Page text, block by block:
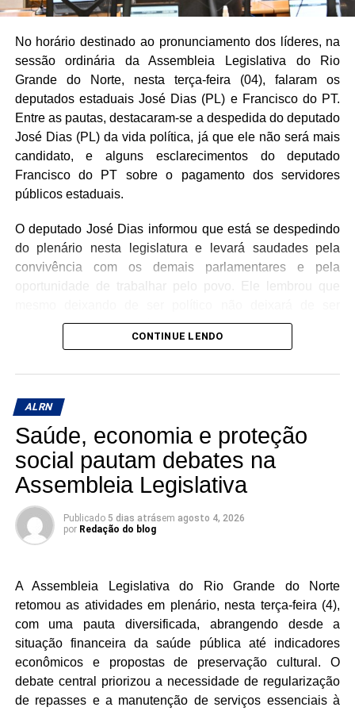
No horário destinado ao pronunciamento dos líderes, na
sessão ordinária da Assembleia Legislativa do Rio
Grande do Norte, nesta terça-feira (04), falaram os
deputados estaduais José Dias (PL) e Francisco do PT.
Entre as pautas, destacaram-se a despedida do deputado
José Dias (PL) da vida política, já que ele não será mais
candidato, e alguns esclarecimentos do deputado
Francisco do PT sobre o pagamento dos servidores
públicos estaduais.
O deputado José Dias informou que está se despedindo
do plenário nesta legislatura e levará saudades pela
convivência com os demais parlamentares e pela
oportunidade de trabalhar pelo povo. Ele lembrou que
cidadão e continuará votando pelo progresso da
O deputado Francisco do PT citou a despedida de José
Dias, enfatizando que a Casa Legislativa perderá um
grande debatedor, mesmo eles tendo muitas divergências
políticas.
Francisco do PT falou ainda do pagamento dos
servidores públicos estaduais, principalmente dos
aposentados e pensionistas que ainda não receberam.
Ele informou que até próxima quarta-feira (05) o governo
quitará toda a folha de pagamento, ou seja, todos os
também mencionou as fugas do sistema prisional que
aconteceram nos últimos dias no Rio Grande do Norte.
CONTINUE LENDO
ALRN
Saúde, economia e proteção
social pautam debates na
Assembleia Legislativa
Publicado 5 dias atrásem agosto 4, 2026
por Redação do blog
A Assembleia Legislativa do Rio Grande do Norte
retomou as atividades em plenário, nesta terça-feira (4),
com uma pauta diversificada, abrangendo desde a
situação financeira da saúde pública até indicadores
econômicos e propostas de preservação cultural. O
debate central priorizou a necessidade de regularização
de repasses e a manutenção de serviços essenciais à